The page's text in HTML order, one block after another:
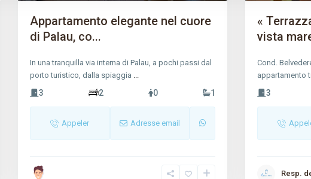
Appartamento elegante nel cuore
di Palau, co...
In una tranquilla via interna di Palau, a pochi passi dal
porto turistico, dalla spiaggia ...
3 2 0 1
Appeler Adresse email
«
vista
Cond.
appartamento
3
Resp.